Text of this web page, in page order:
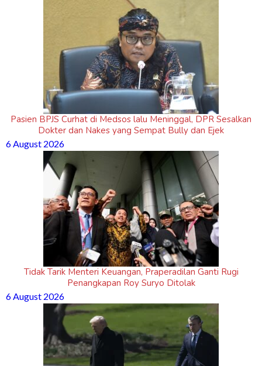
Pasien BPJS Curhat di Medsos lalu Meninggal, DPR Sesalkan
Dokter dan Nakes yang Sempat Bully dan Ejek
6 August 2026
Tidak Tarik Menteri Keuangan, Praperadilan Ganti Rugi
Penangkapan Roy Suryo Ditolak
6 August 2026